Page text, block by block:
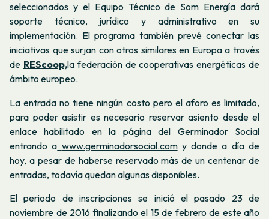
seleccionados y el Equipo Técnico de Som Energía dará
soporte técnico, jurídico y administrativo en su
implementación. El programa también prevé conectar las
iniciativas que surjan con otros similares en Europa a través
de REScoop,la federación de cooperativas energéticas de
ámbito europeo.
La entrada no tiene ningún costo pero el aforo es limitado,
para poder asistir es necesario reservar asiento desde el
enlace habilitado en la página del Germinador Social
entrando a www.germinadorsocial.comy donde a día de
hoy, a pesar de haberse reservado más de un centenar de
entradas, todavía quedan algunas disponibles.
El periodo de inscripciones se inició el pasado 23 de
noviembre de 2016 finalizando el 15 de febrero de este año